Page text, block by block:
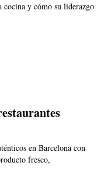
cocina y cómo su liderazgo
en Barcelona con
fresco,